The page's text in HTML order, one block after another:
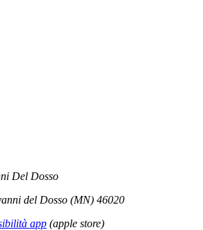
Del Dosso
del Dosso (MN) 46020
app (apple store)